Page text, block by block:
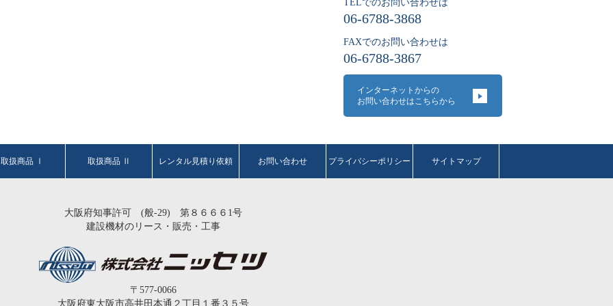
06-6788-3868
FAXでのお問い合わせは
06-6788-3867
インターネットからの
お問い合わせはこちらから
取扱商品 Ⅰ 取扱商品 Ⅱ レンタル見積り依頼 お問い合わせ プライバシーポリシー サイトマップ
大阪府知事許可 (般-29) 第８６６６1号
建設機材のリース・販売・工事
〒577-0066
大阪府東大阪市高井田本通２丁目１番３５号